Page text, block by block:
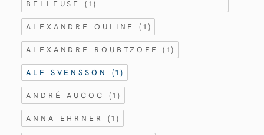
BELLEUSE(1)
ALEXANDRE OULINE(1)
ALEXANDRE ROUBTZOFF(1)
ALF SVENSSON (1)
ANDRÉ AUCOC (1)
ANNA EHRNER (1)